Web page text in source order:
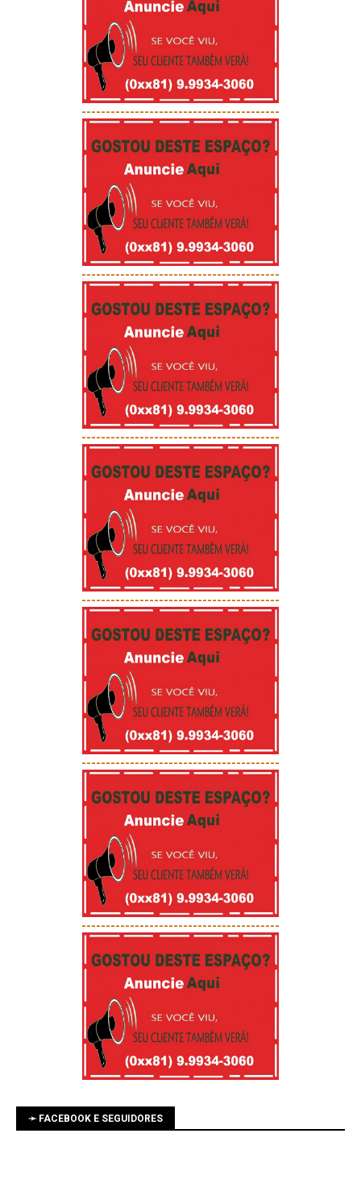
-----------------------------------------
-----------------------------------------
-----------------------------------------
-----------------------------------------
-----------------------------------------
-----------------------------------------
➛ FACEBOOK E SEGUIDORES